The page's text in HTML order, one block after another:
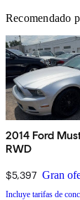
Recomendado
2014 Ford
RWD
$5,397 Gran
Incluye tarifas de